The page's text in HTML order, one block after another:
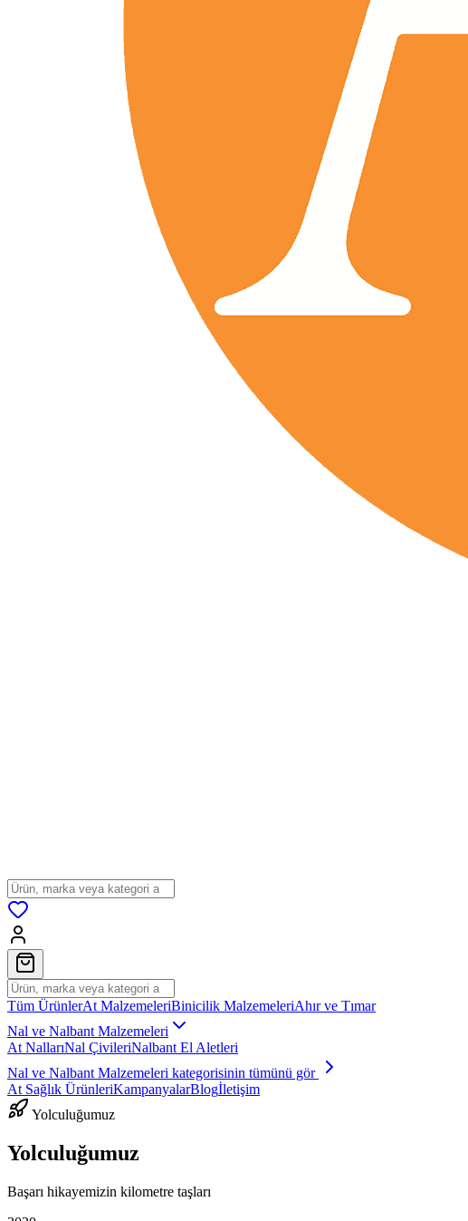
Tüm ÜrünlerAt MalzemeleriBinicilik MalzemeleriAhır ve Tımar
Nal ve Nalbant Malzemeleri
At NallarıNal ÇivileriNalbant El Aletleri
Nal ve Nalbant Malzemeleri kategorisinin tümünü gör
At Sağlık ÜrünleriKampanyalarBlogİletişim
Yolculuğumuz
Yolculuğumuz
Başarı hikayemizin kilometre taşları